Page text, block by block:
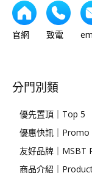
官網 致電
分門別類
優先置頂｜Top 5
優惠快訊｜
友好品牌｜MSBT
商品介紹｜